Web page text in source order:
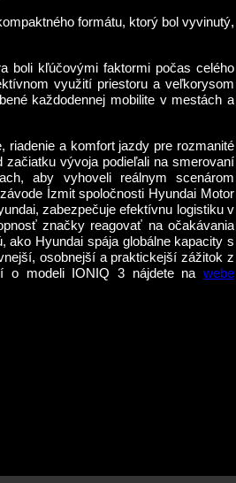
formátu, ktorý bol vyvinutý,
boli kľúčovými faktormi počas celého
využití priestoru a veľkorysom
každodennej mobilite v mestách a
riadenie a komfort jazdy pre rozmanité
vývoja podieľali na smerovaní
aby vyhoveli reálnym scenárom
İzmit spoločnosti Hyundai Motor
zabezpečuje efektívnu logistiku v
značky reagovať na očakávania
ako Hyundai spája globálne kapacity s
osobnejší a praktickejší zážitok z
o modeli IONIQ 3 nájdete na webe